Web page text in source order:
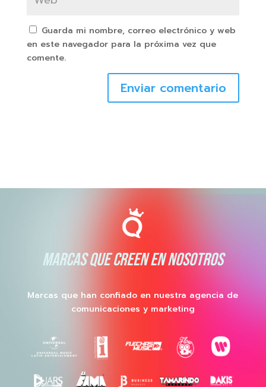
Guarda mi nombre, correo electrónico y web
en este navegador para la próxima vez que
comente.
Enviar comentario
MARCAS QUE CREEN EN NOSOTROS
Marcas que han confiado en nuestra agencia de
comunicaciones y marketing